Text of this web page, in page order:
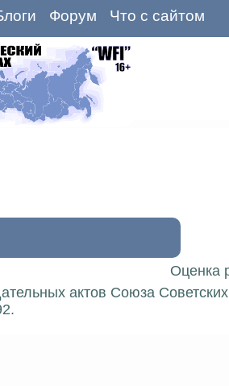
Форум Что с сайтом
Оценка
актов Союза Советских